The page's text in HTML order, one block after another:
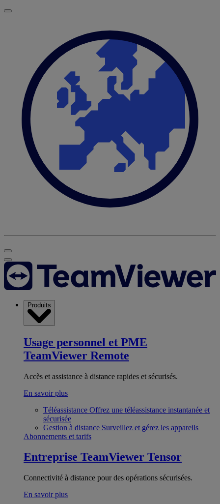
Produits
Usage personnel et PME
TeamViewer Remote
Accès et assistance à distance rapides et sécurisés.
En savoir plus
Téléassistance Offrez une téléassistance instantanée et
sécurisée
Gestion à distance Surveillez et gérez les appareils
Abonnements et tarifs
Entreprise TeamViewer Tensor
Connectivité à distance pour des opérations sécurisées.
En savoir plus